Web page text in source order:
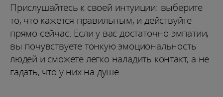
Прислушайтесь к своей интуиции: выберите
то, что кажется правильным, и действуйте
прямо сейчас. Если у вас достаточно эмпатии,
вы почувствуете тонкую эмоциональность
людей и сможете легко наладить контакт, а не
гадать, что у них на душе.